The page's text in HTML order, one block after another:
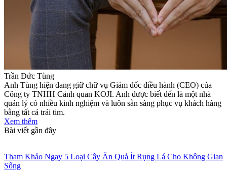
Trần Đức Tùng
Anh Tùng hiện đang giữ chữ vụ Giám đốc điều hành (CEO) của
Công ty TNHH Cảnh quan KOJI. Anh được biết đến là một nhà
quản lý có nhiều kinh nghiệm và luôn sẵn sàng phục vụ khách hàng
bằng tất cả trái tim.
Xem thêm
Bài viết gần đây
Tham Khảo Ngay 5 Loại Cây Ăn Quả Ít Rụng Lá Cho Không Gian
Sống